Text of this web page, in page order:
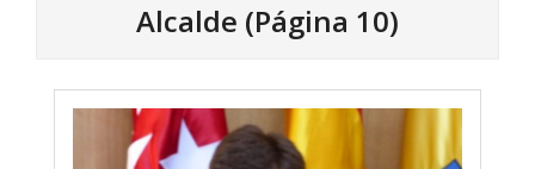
Alcalde (Página 10)